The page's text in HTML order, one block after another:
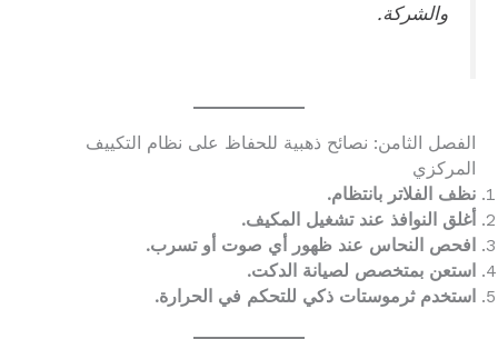
والشركة.
الفصل الثامن: نصائح ذهبية للحفاظ على نظام التكييف
المركزي
نظف الفلاتر بانتظام.
أغلق النوافذ عند تشغيل المكيف.
افحص النحاس عند ظهور أي صوت أو تسرب.
استعن بمتخصص لصيانة الدكت.
استخدم ثرموستات ذكي للتحكم في الحرارة.